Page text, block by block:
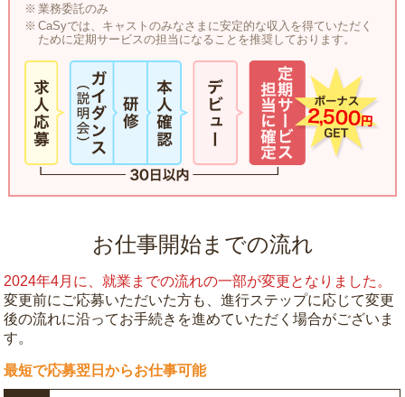
業務委託のみ
CaSyでは、キャストのみなさまに安定的な収入を得ていただく
ために定期サービスの担当になることを推奨しております。
お仕事開始までの流れ
2024年4月に、就業までの流れの一部が変更となりました。
変更前にご応募いただいた方も、進行ステップに応じて変更
後の流れに沿ってお手続きを進めていただく場合がございま
す。
最短で応募翌日からお仕事可能